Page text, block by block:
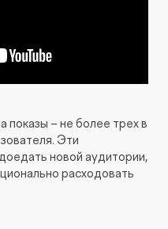
показы – не более трех в
Эти
новой аудитории,
расходовать